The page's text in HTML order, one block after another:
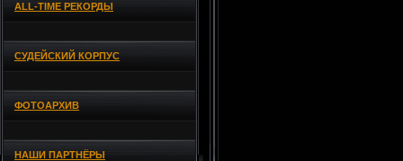
ALL-TIME РЕКОРДЫ
СУДЕЙСКИЙ КОРПУС
ФОТОАРХИВ
НАШИ ПАРТНЁРЫ